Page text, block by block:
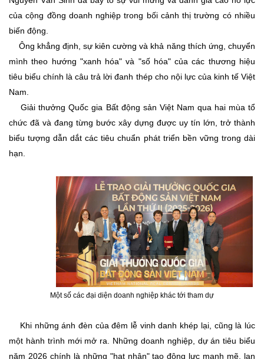
của cộng đồng doanh nghiệp trong bối cảnh thị trường có nhiều
biến động.
Ông khẳng định, sự kiên cường và khả năng thích ứng, chuyển
mình theo hướng "xanh hóa" và "số hóa" của các thương hiệu
tiêu biểu chính là câu trả lời đanh thép cho nội lực của kinh tế Việt
Nam.
Giải thưởng Quốc gia Bất động sản Việt Nam qua hai mùa tổ
chức đã và đang từng bước xây dựng được uy tín lớn, trở thành
biểu tượng dẫn dắt các tiêu chuẩn phát triển bền vững trong dài
hạn.
Một số các đại diện doanh nghiệp khác tới tham dự
​Khi những ánh đèn của đêm lễ vinh danh khép lại, cũng là lúc
một hành trình mới mở ra. Những doanh nghiệp, dự án tiêu biểu
năm 2026 chính là những "hạt nhân" tạo động lực mạnh mẽ, lan